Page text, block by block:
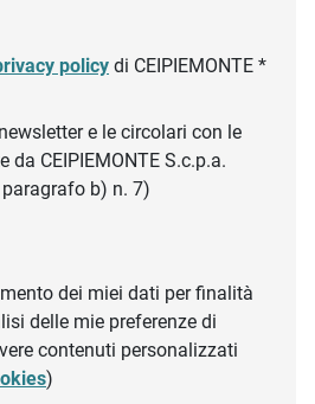
policy di CEIPIEMONTE *
e le circolari con le
CEIPIEMONTE S.c.p.a.
paragrafo b) n. 7)
dei miei dati per finalità
delle mie preferenze di
contenuti personalizzati
)